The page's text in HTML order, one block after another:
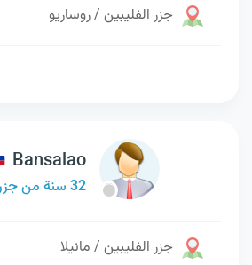
جزر الفليبين / روساريو
Bansalao
32 سنة من جزر الفليبين
جزر الفليبين / مانيلا